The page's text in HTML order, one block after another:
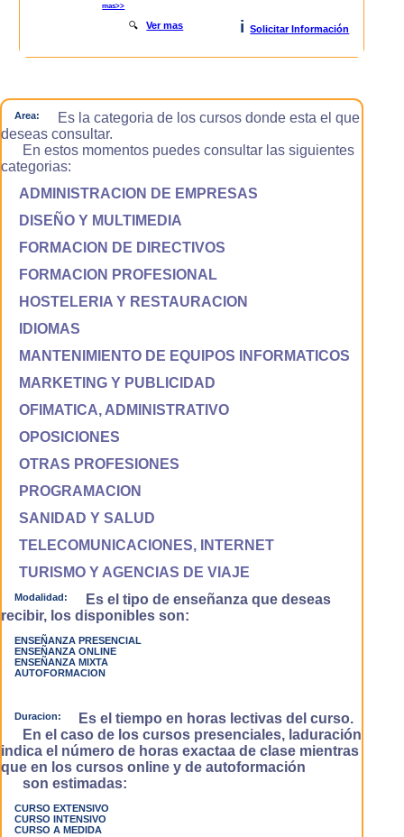
mas>>
🔍Ver mas i Solicitar Información
Area:
Es la categoria de los cursos donde esta el que
deseas consultar.
En estos momentos puedes consultar las siguientes
categorias:
ADMINISTRACION DE EMPRESAS
DISEÑO Y MULTIMEDIA
FORMACION DE DIRECTIVOS
FORMACION PROFESIONAL
HOSTELERIA Y RESTAURACION
IDIOMAS
MANTENIMIENTO DE EQUIPOS INFORMATICOS
MARKETING Y PUBLICIDAD
OFIMATICA, ADMINISTRATIVO
OPOSICIONES
OTRAS PROFESIONES
PROGRAMACION
SANIDAD Y SALUD
TELECOMUNICACIONES, INTERNET
TURISMO Y AGENCIAS DE VIAJE
Modalidad:
Es el tipo de enseñanza que deseas
recibir, los disponibles son:
ENSEÑANZA PRESENCIAL
ENSEÑANZA ONLINE
ENSEÑANZA MIXTA
AUTOFORMACION
Duracion:
Es el tiempo en horas lectivas del curso.
En el caso de los cursos presenciales, laduración
indica el número de horas exactaa de clase mientras
que en los cursos online y de autoformación
son estimadas:
CURSO EXTENSIVO
CURSO INTENSIVO
CURSO A MEDIDA